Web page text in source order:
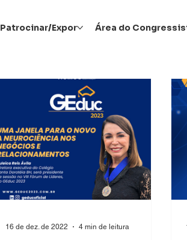
Patrocinar/Expor Área do
16 de dez. de 2022 4 min de leitura